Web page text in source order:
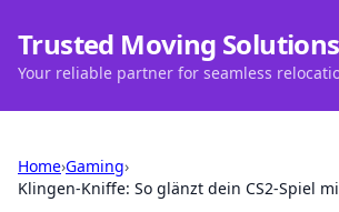
Trusted Moving Solutions
Your reliable partner for seamless
Home›Gaming›
Klingen-Kniffe: So glänzt dein CS2-Spiel